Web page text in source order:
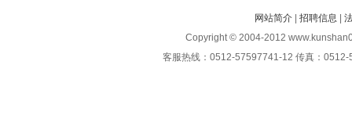
网站简介| 招聘信息
Copyright © 2004-2012
客服热线：0512-57597741-12 传真：